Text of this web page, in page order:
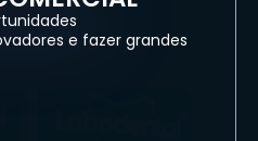
e fazer grandes